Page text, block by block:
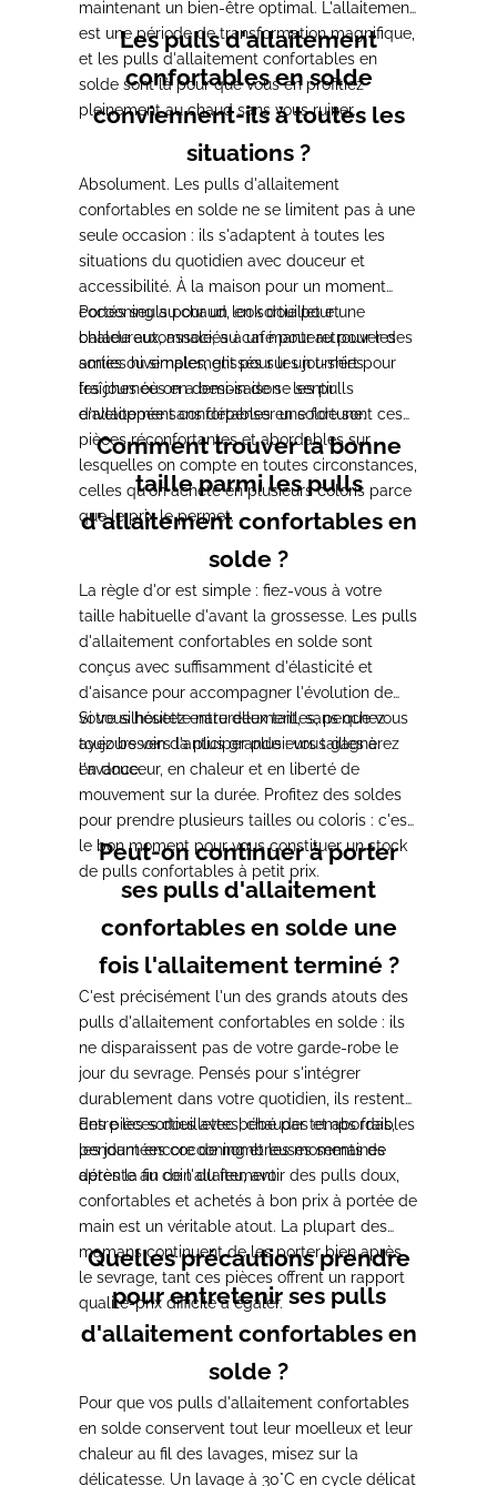
maintenant un bien-être optimal. L'allaitement
est une période de transformation magnifique,
et les pulls d'allaitement confortables en
solde sont là pour que vous en profitiez
pleinement au chaud sans vous ruiner.
Les pulls d'allaitement
confortables en solde
conviennent-ils à toutes les
situations ?
Absolument. Les pulls d'allaitement
confortables en solde ne se limitent pas à une
seule occasion : ils s'adaptent à toutes les
situations du quotidien avec douceur et
accessibilité. À la maison pour un moment
cocooning au chaud, en sortie pour une
balade automnale, au café pour retrouver des
amies ou simplement pour les journées
fraîches où on a besoin de se sentir
enveloppée sans dépenser une fortune.
Portés seuls pour un look douillet et
chaleureux, associés à un manteau pour les
sorties hivernales, glissés sur un t-shirt pour
les journées en demi-saison : les pulls
d'allaitement confortables en solde sont ces
pièces réconfortantes et abordables sur
lesquelles on compte en toutes circonstances,
celles qu'on achète en plusieurs coloris parce
que le prix le permet.
Comment trouver la bonne
taille parmi les pulls
d'allaitement confortables en
solde ?
La règle d'or est simple : fiez-vous à votre
taille habituelle d'avant la grossesse. Les pulls
d'allaitement confortables en solde sont
conçus avec suffisamment d'élasticité et
d'aisance pour accompagner l'évolution de
votre silhouette naturellement, sans que vous
ayez besoin d'anticiper plusieurs tailles à
l'avance.
Si vous hésitez entre deux tailles, penchez
toujours vers la plus grande : vous gagnerez
en douceur, en chaleur et en liberté de
mouvement sur la durée. Profitez des soldes
pour prendre plusieurs tailles ou coloris : c'est
le bon moment pour vous constituer un stock
de pulls confortables à petit prix.
Peut-on continuer à porter
ses pulls d'allaitement
confortables en solde une
fois l'allaitement terminé ?
C'est précisément l'un des grands atouts des
pulls d'allaitement confortables en solde : ils
ne disparaissent pas de votre garde-robe le
jour du sevrage. Pensés pour s'intégrer
durablement dans votre quotidien, ils restent
des pièces douillettes, chaudes et abordables
pendant encore de nombreuses semaines
après la fin de l'allaitement.
Entre les sorties avec bébé par temps frais,
les journées cocooning et les moments de
détente au coin du feu, avoir des pulls doux,
confortables et achetés à bon prix à portée de
main est un véritable atout. La plupart des
mamans continuent de les porter bien après
le sevrage, tant ces pièces offrent un rapport
qualité-prix difficile à égaler.
Quelles précautions prendre
pour entretenir ses pulls
d'allaitement confortables en
solde ?
Pour que vos pulls d'allaitement confortables
en solde conservent tout leur moelleux et leur
chaleur au fil des lavages, misez sur la
délicatesse. Un lavage à 30°C en cycle délicat